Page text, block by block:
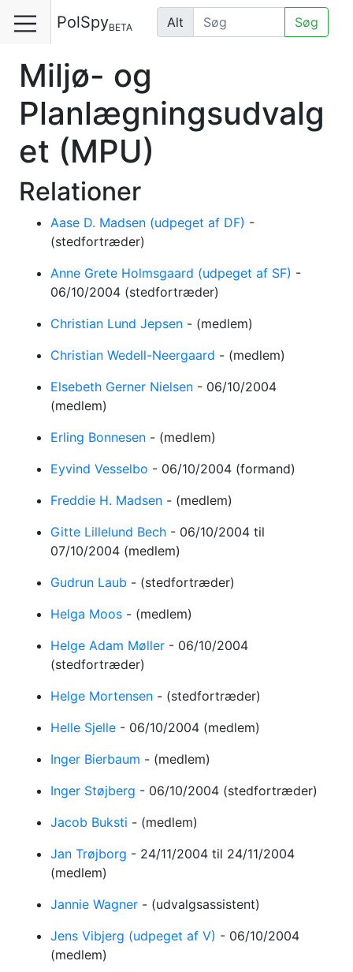
PolSpyBETA Alt Søg
Miljø- og
Planlægningsudvalg
et (MPU)
Relationer
Aase D. Madsen (udpeget af DF) -
(stedfortræder)
Anne Grete Holmsgaard (udpeget af SF) -
06/10/2004 (stedfortræder)
Christian Lund Jepsen - (medlem)
Christian Wedell-Neergaard - (medlem)
Elsebeth Gerner Nielsen - 06/10/2004
(medlem)
Erling Bonnesen - (medlem)
Eyvind Vesselbo - 06/10/2004 (formand)
Freddie H. Madsen - (medlem)
Gitte Lillelund Bech - 06/10/2004 til
07/10/2004 (medlem)
Gudrun Laub - (stedfortræder)
Helga Moos - (medlem)
Helge Adam Møller - 06/10/2004
(stedfortræder)
Helge Mortensen - (stedfortræder)
Helle Sjelle - 06/10/2004 (medlem)
Inger Bierbaum - (medlem)
Inger Støjberg - 06/10/2004 (stedfortræder)
Jacob Buksti - (medlem)
Jan Trøjborg - 24/11/2004 til 24/11/2004
(medlem)
Jannie Wagner - (udvalgsassistent)
Jens Vibjerg (udpeget af V) - 06/10/2004
(medlem)